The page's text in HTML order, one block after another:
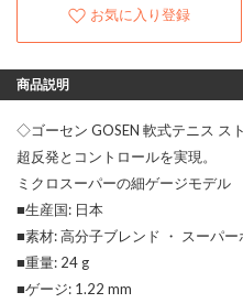
お気に入り登録
商品説明
◇ゴーセン GOSEN 軟式テニス ス
超反発とコントロールを実現。
ミクロスーパーの細ゲージモデル
■生産国: 日本
■素材: 高分子ブレンド ・ スーパー
■重量: 24 g
■ゲージ: 1.22 mm